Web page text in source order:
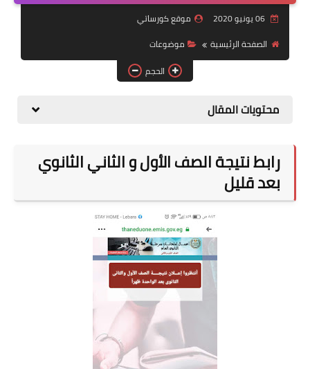
موضوعات
تكنولوجيا
صحة
06 يونيو 2020
موقع كورساتي
الصفحة الرئيسية
موضوعات
الحجم
محتويات المقال
رابط نتيجة الصف الأول و الثاني الثانوي
بعد قليل